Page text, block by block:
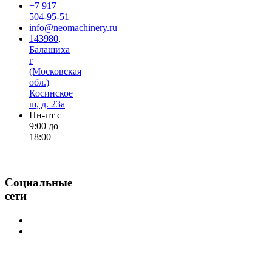
+7 917
504-95-51
info@neomachinery.ru
143980,
Балашиха
г
(Московская
обл.)
Косинское
ш, д. 23а
Пн-пт с
9:00 до
18:00
Социальные
сети